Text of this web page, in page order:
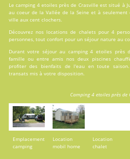
Le camping 4 etoiles près de Crasville est situé à
au coeur de la Vallée de la Seine et à seulement
ville aux cent clochers.
Découvrez nos locations de chaletspour 4
personnes, tout confort pour un séjour nature au
Durant votre séjour au camping 4 etoiles près
famille ou entre amis nos deux piscines
profiter des bienfaits de l'eau en toute
transats mis à votre disposition.
Camping 4 etoiles près de
Emplacement
camping
Location
mobil home
Location
chalet